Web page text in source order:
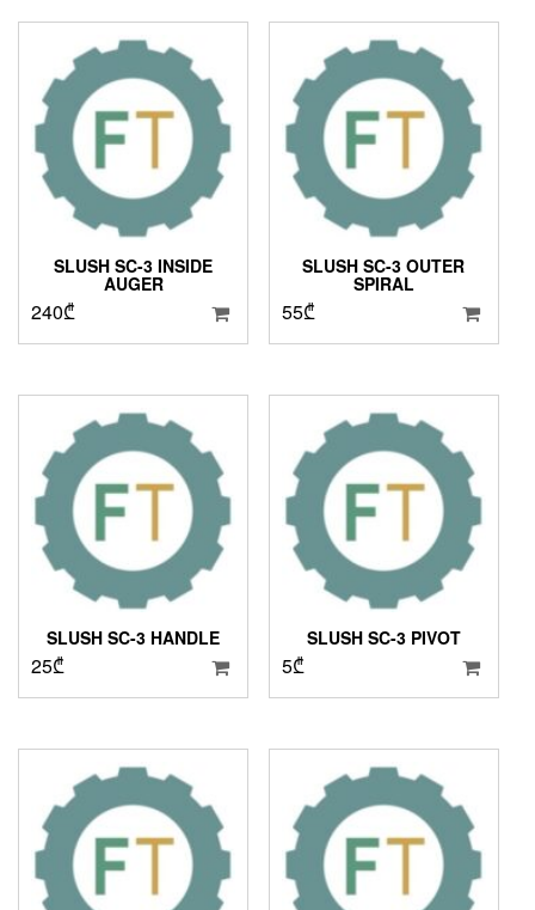
SLUSH SC-3 INSIDE
AUGER
240₾
SLUSH SC-3 OUTER
SPIRAL
55₾
SLUSH SC-3 HANDLE
25₾
SLUSH SC-3 PIVOT
5₾